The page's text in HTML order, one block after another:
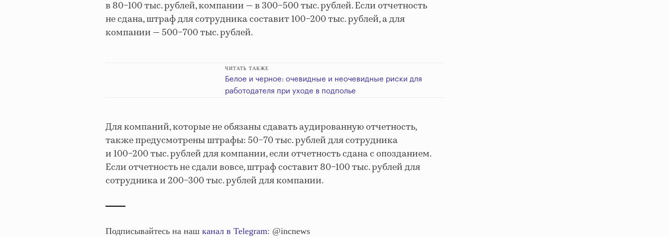
в 80−100 тыс. рублей, компании — в 300−500 тыс. рублей. Если отчетность
не сдана, штраф для сотрудника составит 100−200 тыс. рублей, а для
компании — 500−700 тыс. рублей.
ЧИТАТЬ ТАКЖЕ
Белое и черное: очевидные и неочевидные риски для
работодателя при уходе в подполье
Для компаний, которые не обязаны сдавать аудированную отчетность,
также предусмотрены штрафы: 50−70 тыс. рублей для сотрудника
и 100−200 тыс. рублей для компании, если отчетность сдана с опозданием.
Если отчетность не сдали вовсе, штраф составит 80−100 тыс. рублей для
сотрудника и 200−300 тыс. рублей для компании.
Подписывайтесь на наш канал в Telegram: @incnews